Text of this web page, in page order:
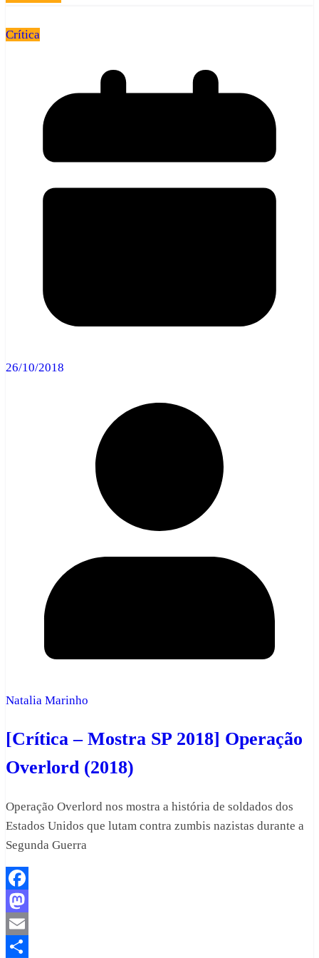
Crítica
26/10/2018
Natalia Marinho
[Crítica – Mostra SP 2018] Operação
Overlord (2018)
Operação Overlord nos mostra a história de soldados dos
Estados Unidos que lutam contra zumbis nazistas durante a
Segunda Guerra
Facebook
Mastodon
Email